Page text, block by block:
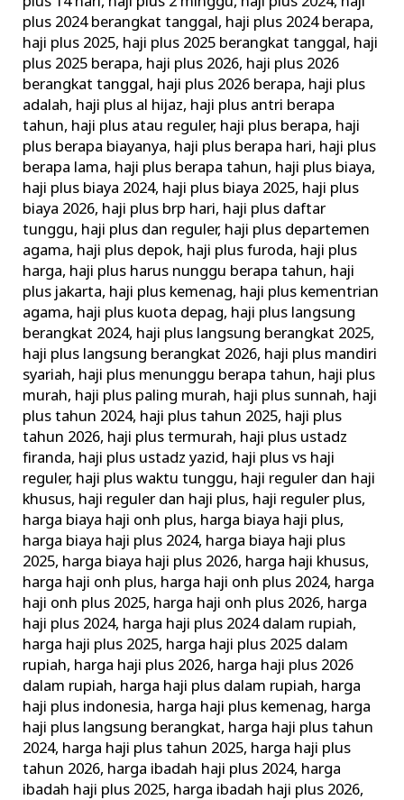
plus 2024 berangkat tanggal, haji plus 2024 berapa,
haji plus 2025, haji plus 2025 berangkat tanggal, haji
plus 2025 berapa, haji plus 2026, haji plus 2026
berangkat tanggal, haji plus 2026 berapa, haji plus
adalah, haji plus al hijaz, haji plus antri berapa
tahun, haji plus atau reguler, haji plus berapa, haji
plus berapa biayanya, haji plus berapa hari, haji plus
berapa lama, haji plus berapa tahun, haji plus biaya,
haji plus biaya 2024, haji plus biaya 2025, haji plus
biaya 2026, haji plus brp hari, haji plus daftar
tunggu, haji plus dan reguler, haji plus departemen
agama, haji plus depok, haji plus furoda, haji plus
harga, haji plus harus nunggu berapa tahun, haji
plus jakarta, haji plus kemenag, haji plus kementrian
agama, haji plus kuota depag, haji plus langsung
berangkat 2024, haji plus langsung berangkat 2025,
haji plus langsung berangkat 2026, haji plus mandiri
syariah, haji plus menunggu berapa tahun, haji plus
murah, haji plus paling murah, haji plus sunnah, haji
plus tahun 2024, haji plus tahun 2025, haji plus
tahun 2026, haji plus termurah, haji plus ustadz
firanda, haji plus ustadz yazid, haji plus vs haji
reguler, haji plus waktu tunggu, haji reguler dan haji
khusus, haji reguler dan haji plus, haji reguler plus,
harga biaya haji onh plus, harga biaya haji plus,
harga biaya haji plus 2024, harga biaya haji plus
2025, harga biaya haji plus 2026, harga haji khusus,
harga haji onh plus, harga haji onh plus 2024, harga
haji onh plus 2025, harga haji onh plus 2026, harga
haji plus 2024, harga haji plus 2024 dalam rupiah,
harga haji plus 2025, harga haji plus 2025 dalam
rupiah, harga haji plus 2026, harga haji plus 2026
dalam rupiah, harga haji plus dalam rupiah, harga
haji plus indonesia, harga haji plus kemenag, harga
haji plus langsung berangkat, harga haji plus tahun
2024, harga haji plus tahun 2025, harga haji plus
tahun 2026, harga ibadah haji plus 2024, harga
ibadah haji plus 2025, harga ibadah haji plus 2026,